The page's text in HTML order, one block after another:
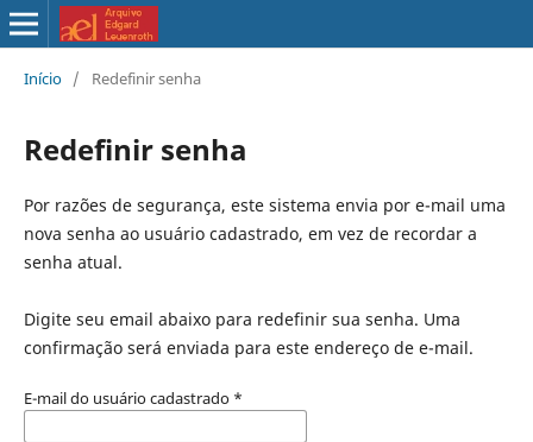
Início / Redefinir senha
Redefinir senha
Por razões de segurança, este sistema envia por e-mail uma
nova senha ao usuário cadastrado, em vez de recordar a
senha atual.
Digite seu email abaixo para redefinir sua senha. Uma
confirmação será enviada para este endereço de e-mail.
E-mail do usuário cadastrado *